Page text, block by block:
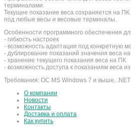
терминалами.
Текущее показание веса сохраняется на
под любые весы и весовые терминалы.
Особенности программного обеспечения
- гибкость настроек
- возможность адаптации под конкретную
- дублирование показаний значения веса
- хранение текущего показания веса на ПК
- возможность доступа к показаниям веса
Требования: ОС MS Windows 7 и выше,
О компании
Новости
Контакты
Доставка и оплата
Как купить